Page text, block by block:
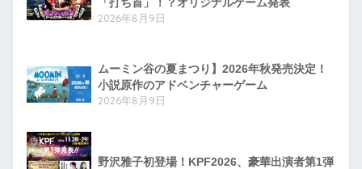
2026年8月9日
ムーミン谷の夏まつり】2026年秋発売決定！
小説原作のアドベンチャーゲーム
2026年8月9日
野沢雅子初登場！KPF2026、豪華出演者第1弾